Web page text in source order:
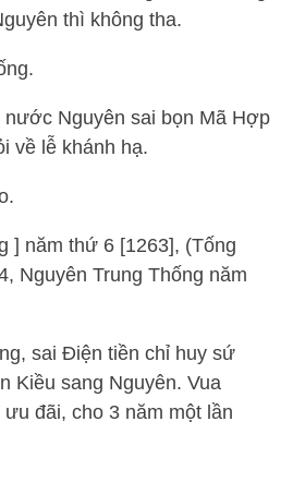
thì không tha.
nước Nguyên sai bọn Mã Hợp
về lễ khánh hạ.
] năm thứ 6 [1263], (Tống
Nguyên Trung Thống năm
sai Điện tiền chỉ huy sứ
Kiều sang Nguyên. Vua
đãi, cho 3 năm một lần